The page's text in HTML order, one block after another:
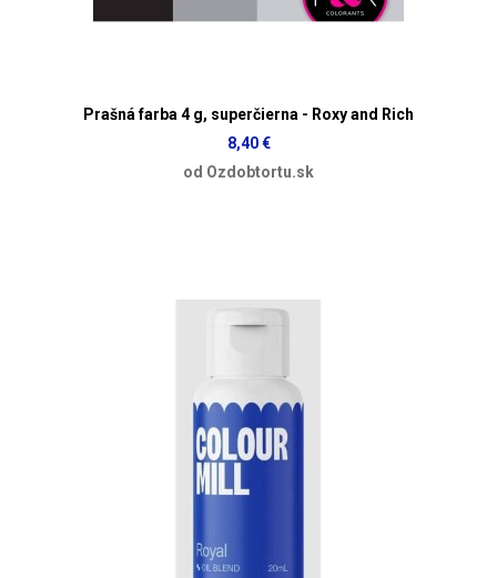
Prašná farba 4 g, superčierna - Roxy and Rich
8,40 €
od Ozdobtortu.sk